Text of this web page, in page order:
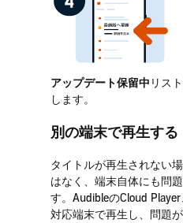
アップデート保留中 リス
します。
別の端末で再生する
タイトルが再生されない
はなく、端末自体にも問
す。AudibleのCloud
対応端末で再生し、問題